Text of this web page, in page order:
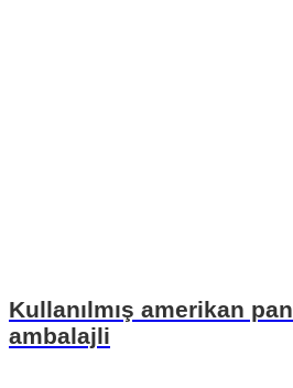
Kullanılmış amerikan
ambalajli